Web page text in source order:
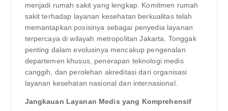
menjadi rumah sakit yang lengkap. Komitmen rumah
sakit terhadap layanan kesehatan berkualitas telah
memantapkan posisinya sebagai penyedia layanan
terpercaya di wilayah metropolitan Jakarta. Tonggak
penting dalam evolusinya mencakup pengenalan
departemen khusus, penerapan teknologi medis
canggih, dan perolehan akreditasi dari organisasi
layanan kesehatan nasional dan internasional.
Jangkauan Layanan Medis yang Komprehensif